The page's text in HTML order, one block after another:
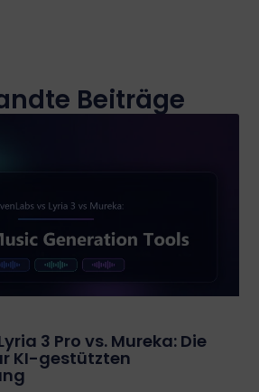
Beiträge
3 Pro vs. Mureka: Die
KI-gestützten